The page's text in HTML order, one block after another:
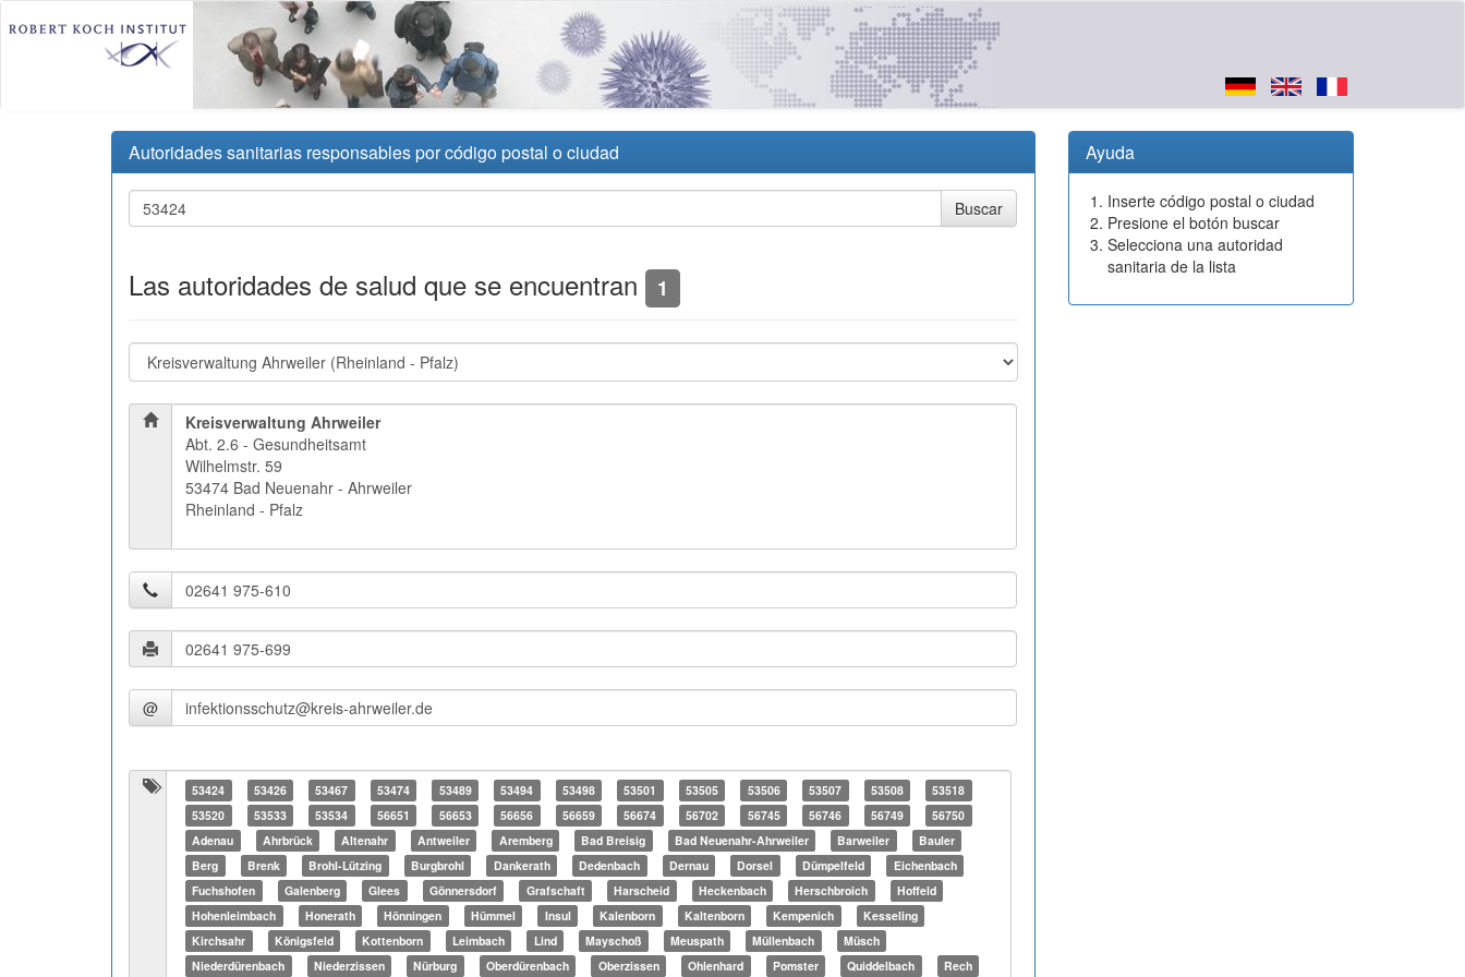
Autoridades sanitarias responsables por código postal o ciudad
Las autoridades de salud que se encuentran 1
Kreisverwaltung Ahrweiler
Abt. 2.6 - Gesundheitsamt
Wilhelmstr. 59
53474 Bad Neuenahr - Ahrweiler
Rheinland - Pfalz
@
53424 53426 53467 53474 53489 53494 53498 53501 53505 53506 53507 53508
53518
53520
53533 53534 56651 56653 56656 56659 56674 56702 56745 56746 56749
56750
Adenau
Ahrbrück Altenahr Antweiler Aremberg Bad Breisig Bad Neuenahr-Ahrweiler Barweiler
Bauler
Berg
Brenk Brohl-Lützing Burgbrohl Dankerath Dedenbach Dernau Dorsel Dümpelfeld
Eichenbach
Fuchshofen
Galenberg Glees Gönnersdorf Grafschaft Harscheid Heckenbach Herschbroich
Hoffeld
Hohenleimbach
Honerath Hönningen Hümmel Insul Kalenborn Kaltenborn Kempenich
Kesseling
Kirchsahr
Königsfeld Kottenborn Leimbach Lind Mayschoß Meuspath Müllenbach
Müsch
Niederdürenbach
Niederzissen Nürburg Oberdürenbach Oberzissen Ohlenhard Pomster Quiddelbach Rech
Ayuda
Inserte código postal o ciudad
Presione el botón buscar
Selecciona una autoridad
sanitaria de la lista